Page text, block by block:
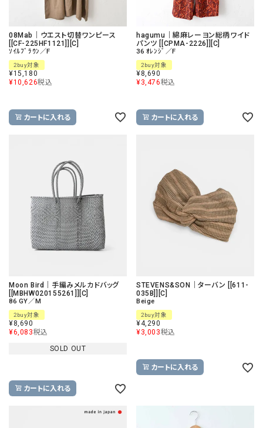
08Mab｜ウエスト切替ワンピース
[[CF-225HF1121]][C]
ｿｲﾙﾌﾞﾗｳﾝ／F
2buy対象
¥15,180
¥10,626税込
カートに入れる
hagumu｜綿麻レーヨン総柄ワイド
パンツ [[CPMA-2226]][C]
36 ｵﾚﾝｼﾞ／F
2buy対象
¥8,690
¥3,476税込
カートに入れる
Moon Bird｜手編みメルカドバッグ
[[MBHW020155261]][C]
86 GY／M
2buy対象
¥8,690
¥6,083税込
SOLD OUT
カートに入れる
STEVENS&SON｜ターバン [[611-
035B]][C]
Beige
2buy対象
¥4,290
¥3,003税込
カートに入れる